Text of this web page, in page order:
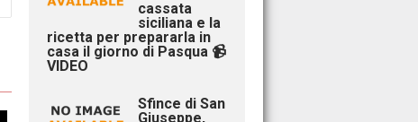
cassata
siciliana e la
ricetta per prepararla in
casa il giorno di Pasqua 📹
VIDEO
Sfince di San
Giuseppe,